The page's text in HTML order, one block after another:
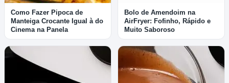
Como Fazer Pipoca de
Manteiga Crocante Igual à do
Cinema na Panela
Bolo de Amendoim na
AirFryer: Fofinho, Rápido e
Muito Saboroso